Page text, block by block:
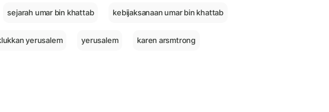
sejarah umar bin khattab kebijaksanaan umar bin khattab
yerusalem yerusalem karen arsmtrong